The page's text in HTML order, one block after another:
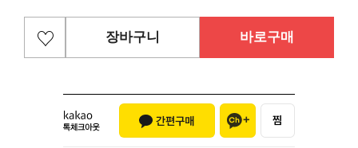
장바구니 바로구매